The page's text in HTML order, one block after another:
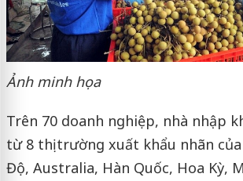
Ảnh minh họa
Trên 70 doanh nghiệp, nhà nhập
từ 8 thị trường xuất khẩu nhãn
Độ, Australia, Hàn Quốc, Hoa Kỳ,